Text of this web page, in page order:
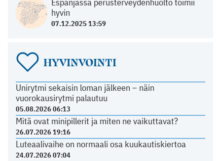
Espanjassa perusterveydenhuolto toimii
hyvin
07.12.2025 13:59
HYVINVOINTI
Unirytmi sekaisin loman jälkeen – näin
vuorokausirytmi palautuu
05.08.2026 06:13
Mitä ovat minipillerit ja miten ne vaikuttavat?
26.07.2026 19:16
Luteaalivaihe on normaali osa kuukautiskiertoa
24.07.2026 07:04